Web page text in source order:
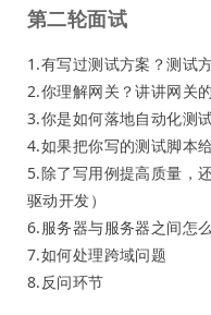
第二轮面试
1.有写过测试方案？测试
2.你理解网关？讲讲网关
3.你是如何落地自动化测
4.如果把你写的测试脚本
5.除了写用例提高质量，
驱动开发）
6.服务器与服务器之间怎
7.如何处理跨域问题
8.反问环节